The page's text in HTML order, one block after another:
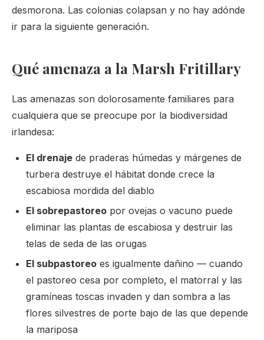
desmorona. Las colonias colapsan y no hay adónde
ir para la siguiente generación.
Qué amenaza a la Marsh Fritillary
Las amenazas son dolorosamente familiares para
cualquiera que se preocupe por la biodiversidad
irlandesa:
El drenaje de praderas húmedas y márgenes de
turbera destruye el hábitat donde crece la
escabiosa mordida del diablo
El sobrepastoreo por ovejas o vacuno puede
eliminar las plantas de escabiosa y destruir las
telas de seda de las orugas
El subpastoreo es igualmente dañino — cuando
el pastoreo cesa por completo, el matorral y las
gramíneas toscas invaden y dan sombra a las
flores silvestres de porte bajo de las que depende
la mariposa